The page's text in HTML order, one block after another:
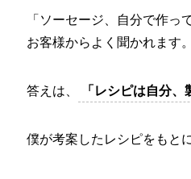
「ソーセージ、自分で作っ
お客様からよく聞かれます。
答えは、 「レシピは自分、
僕が考案したレシピをもと